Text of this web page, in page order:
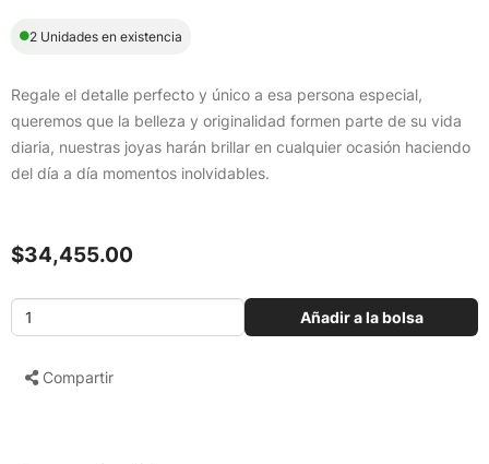
2 Unidades en existencia
Regale el detalle perfecto y único a esa persona especial,
queremos que la belleza y originalidad formen parte de su vida
diaria, nuestras joyas harán brillar en cualquier ocasión haciendo
del día a día momentos inolvidables.
$34,455.00
Añadir a la bolsa
Compartir